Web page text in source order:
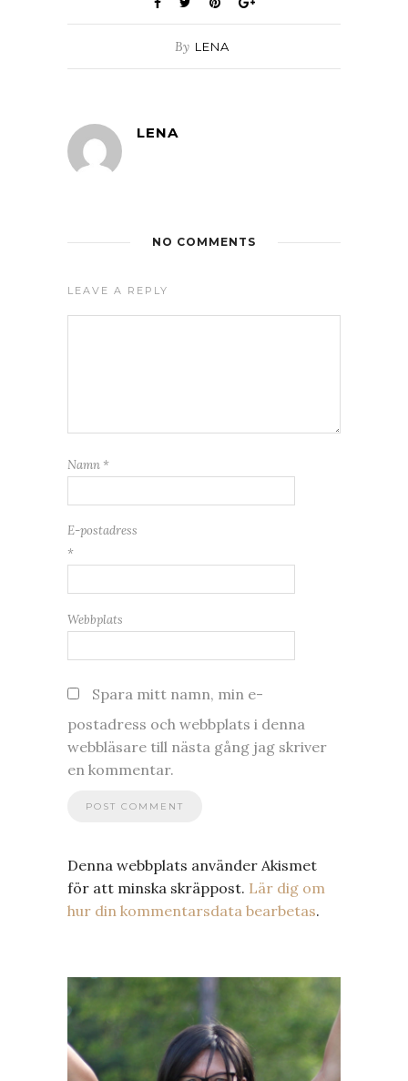
By LENA
LENA
NO COMMENTS
LEAVE A REPLY
Namn *
E-postadress
*
Webbplats
Spara mitt namn, min e-
postadress och webbplats i denna
webbläsare till nästa gång jag skriver
en kommentar.
Denna webbplats använder Akismet
för att minska skräppost. Lär dig om
hur din kommentarsdata bearbetas.